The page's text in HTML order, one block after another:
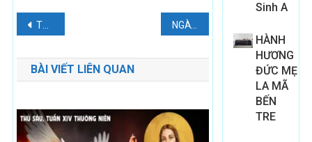
Điều
hướng
bài
viết
Thánh An-tôn Padua, Ngày 13 tháng 6 NGÀY TÌM HIỂU ƠN GỌI
BÀI VIẾT LIÊN QUAN
Sinh A
HÀNH
HƯƠNG
ĐỨC MẸ
LA MÃ
BẾN
TRE